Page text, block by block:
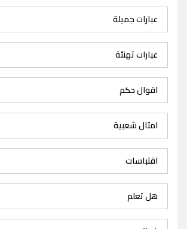
عبارات جميلة
عبارات تهنئة
اقوال حكم
امثال شعبية
اقتباسات
هل تعلم